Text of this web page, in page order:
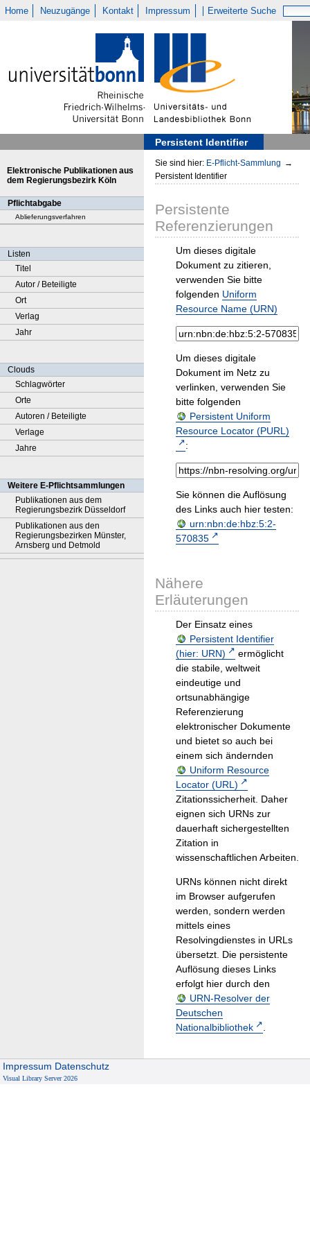
Home Neuzugänge Kontakt Impressum Erweiterte Suche
Persistent Identifier
Elektronische Publikationen aus
dem Regierungsbezirk Köln
Pflichtabgabe
Ablieferungsverfahren
Listen
Titel
Autor / Beteiligte
Ort
Verlag
Jahr
Clouds
Schlagwörter
Orte
Autoren / Beteiligte
Verlage
Jahre
Weitere E-Pflichtsammlungen
Publikationen aus dem
Regierungsbezirk Düsseldorf
Publikationen aus den
Regierungsbezirken Münster,
Arnsberg und Detmold
Sie sind hier: E-Pflicht-Sammlung →
Persistent Identifier
Persistente
Referenzierungen
Um dieses digitale
Dokument zu zitieren,
verwenden Sie bitte
folgenden Uniform
Resource Name (URN)
Um dieses digitale
Dokument im Netz zu
verlinken, verwenden Sie
bitte folgenden
Persistent Uniform
Resource Locator (PURL)
:
Sie können die Auflösung
des Links auch hier testen:
urn:nbn:de:hbz:5:2-
570835
Nähere
Erläuterungen
Der Einsatz eines
Persistent Identifier
(hier: URN)
ermöglicht
die stabile, weltweit
eindeutige und
ortsunabhängige
Referenzierung
elektronischer Dokumente
und bietet so auch bei
einem sich ändernden
Uniform Resource
Locator (URL)
Zitationssicherheit. Daher
eignen sich URNs zur
dauerhaft sichergestellten
Zitation in
wissenschaftlichen Arbeiten.
URNs können nicht direkt
im Browser aufgerufen
werden, sondern werden
mittels eines
Resolvingdienstes in URLs
übersetzt. Die persistente
Auflösung dieses Links
erfolgt hier durch den
URN-Resolver der
Deutschen
Nationalbibliothek
.
Impressum Datenschutz
Visual Library Server 2026